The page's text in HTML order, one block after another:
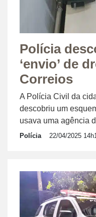
Polícia
‘envio’ de
Correios
A Polícia Civil da
descobriu um
usava uma agência
Polícia 22/04/2025